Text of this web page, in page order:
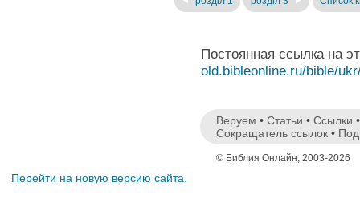
Постоянная ссылка на
old.bibleonline.ru/bible/
Веруем • Статьи • Ссылки
Сокращатель ссылок •
© Библия Онлайн, 2003-2026
Перейти на новую версию сайта.